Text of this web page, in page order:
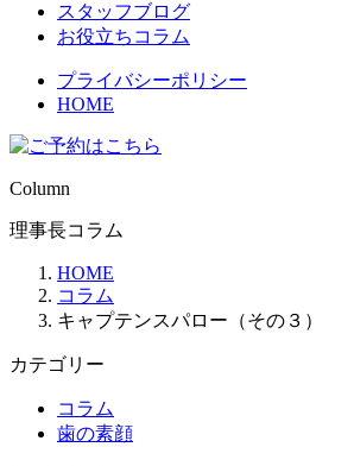
スタッフブログ
お役立ちコラム
プライバシーポリシー
HOME
Column
理事長コラム
HOME
コラム
キャプテンスパロー（その３）
カテゴリー
コラム
歯の素顔